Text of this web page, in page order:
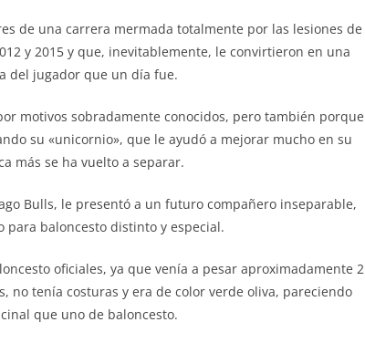
de una carrera mermada totalmente por las lesiones de
y 2015 y que, inevitablemente, le convirtieron en una
del jugador que un día fue.
motivos sobradamente conocidos, pero también porque
su «unicornio», que le ayudó a mejorar mucho en su
más se ha vuelto a separar.
Bulls, le presentó a un futuro compañero inseparable,
baloncesto distinto y especial.
oficiales, ya que venía a pesar aproximadamente 2
no tenía costuras y era de color verde oliva, pareciendo
que uno de baloncesto.